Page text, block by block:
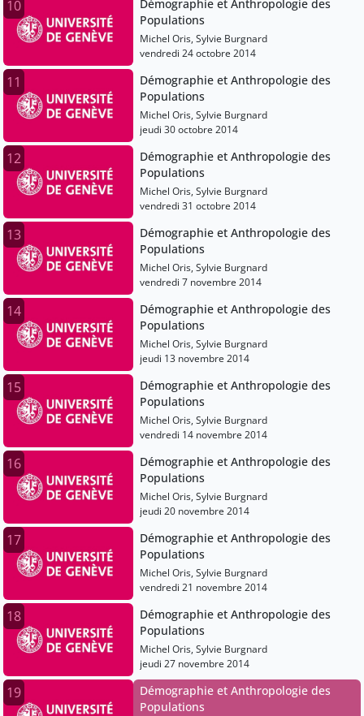
10
Démographie et Anthropologie des
Populations
Michel Oris, Sylvie Burgnard
vendredi 24 octobre 2014
11
Démographie et Anthropologie des
Populations
Michel Oris, Sylvie Burgnard
jeudi 30 octobre 2014
12
Démographie et Anthropologie des
Populations
Michel Oris, Sylvie Burgnard
vendredi 31 octobre 2014
13
Démographie et Anthropologie des
Populations
Michel Oris, Sylvie Burgnard
vendredi 7 novembre 2014
14
Démographie et Anthropologie des
Populations
Michel Oris, Sylvie Burgnard
jeudi 13 novembre 2014
15
Démographie et Anthropologie des
Populations
Michel Oris, Sylvie Burgnard
vendredi 14 novembre 2014
16
Démographie et Anthropologie des
Populations
Michel Oris, Sylvie Burgnard
jeudi 20 novembre 2014
17
Démographie et Anthropologie des
Populations
Michel Oris, Sylvie Burgnard
vendredi 21 novembre 2014
18
Démographie et Anthropologie des
Populations
Michel Oris, Sylvie Burgnard
jeudi 27 novembre 2014
19
Démographie et Anthropologie des
Populations